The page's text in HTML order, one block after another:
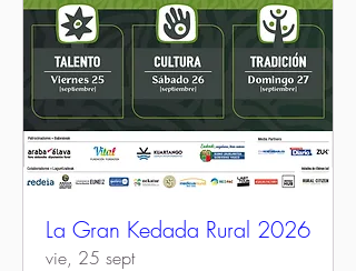
La Gran Kedada Rural 2026
vie, 25 sept